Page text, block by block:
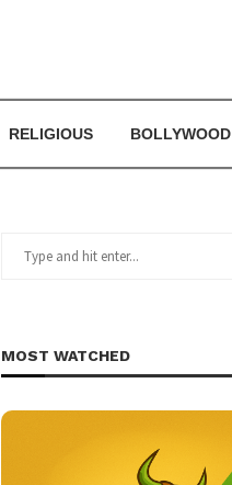
RELIGIOUS BOLLYWOOD
MOST WATCHED